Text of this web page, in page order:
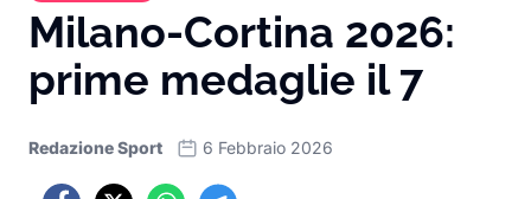
Milano-Cortina 2026:
prime medaglie il 7
Redazione Sport 6 Febbraio 2026